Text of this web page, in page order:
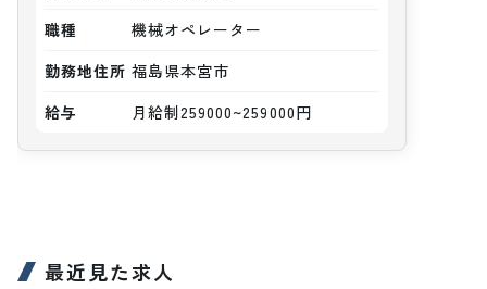
職種
機械オペレーター
勤務地住所 福島県本宮市
給与
月給制259000~259000円
最近見た求人